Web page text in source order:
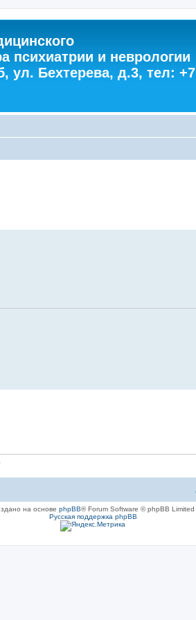
психиатрии и неврологии
ул. Бехтерева, д.3, тел: +7
на основе phpBB® Forum Software © phpBB Limited
Русская поддержка phpBB